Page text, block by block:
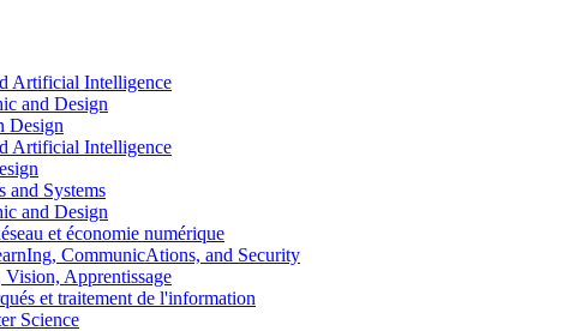
Artificial Intelligence
and Design
Design
Artificial Intelligence
Systems
and Design
et économie numérique
CommunicAtions, and Security
Apprentissage
et traitement de l'information
Science